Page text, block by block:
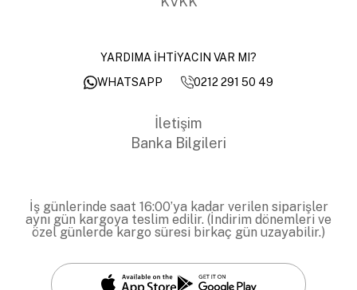
YARDIMA İHTİYACIN VAR MI?
WHATSAPP
0212 291 50 49
İletişim
Banka Bilgileri
İş günlerinde saat 16:00’ya kadar verilen siparişler
aynı gün kargoya teslim edilir. (İndirim dönemleri ve
özel günlerde kargo süresi birkaç gün uzayabilir.)